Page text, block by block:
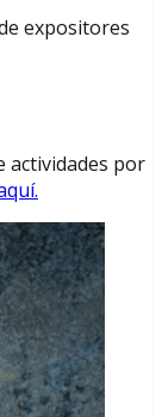
expositores
actividades por